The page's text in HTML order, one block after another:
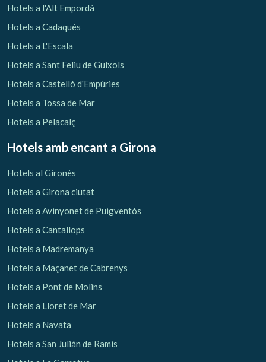
Hotels a l'Alt Empordà
Hotels a Cadaqués
Hotels a L'Escala
Hotels a Sant Feliu de Guíxols
Hotels a Castelló d'Empúries
Hotels a Tossa de Mar
Hotels a Pelacalç
Hotels amb encant a Girona
Hotels al Gironès
Hotels a Girona ciutat
Hotels a Avinyonet de Puigventós
Hotels a Cantallops
Hotels a Madremanya
Hotels a Maçanet de Cabrenys
Hotels a Pont de Molins
Hotels a Lloret de Mar
Hotels a Navata
Hotels a San Julián de Ramis
Aquestes cookies són utilitzades per emmagatzemar
informació sobre les preferències i les eleccions personals
de l'usuari a través de l'observació continuada dels seus
hàbits de navegació. Gràcies a elles, podem conèixer els
hàbits de navegació al lloc web i mostrar publicitat